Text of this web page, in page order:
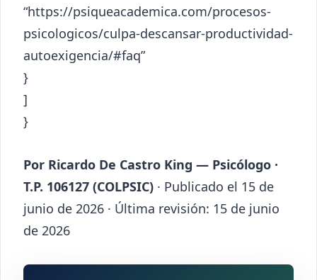
“https://psiqueacademica.com/procesos-
psicologicos/culpa-descansar-productividad-
autoexigencia/#faq”
}
]
}
Por Ricardo De Castro King — Psicólogo ·
T.P. 106127 (COLPSIC) · Publicado el 15 de
junio de 2026 · Última revisión: 15 de junio
de 2026